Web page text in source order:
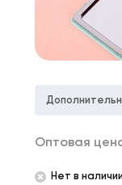
Оптовая
Нет в